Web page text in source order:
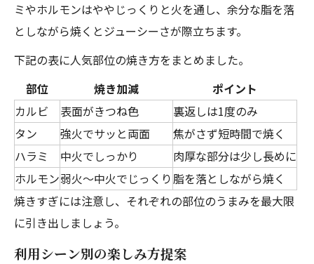
ミやホルモンはややじっくりと火を通し、余分な脂を落
としながら焼くとジューシーさが際立ちます。
下記の表に人気部位の焼き方をまとめました。
部位
焼き加減
ポイント
カルビ
表面がきつね色
裏返しは1度のみ
タン
強火でサッと両面
焦がさず短時間で焼く
ハラミ
中火でしっかり
肉厚な部分は少し長めに
ホルモン弱火～中火でじっくり脂を落としながら焼く
焼きすぎには注意し、それぞれの部位のうまみを最大限
に引き出しましょう。
利用シーン別の楽しみ方提案